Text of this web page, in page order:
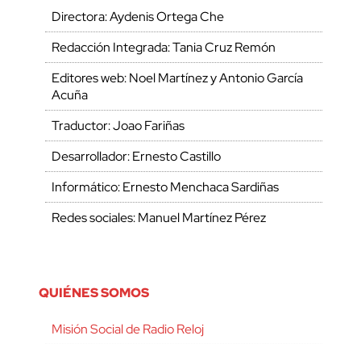
Directora: Aydenis Ortega Che
Redacción Integrada: Tania Cruz Remón
Editores web: Noel Martínez y Antonio García
Acuña
Traductor: Joao Fariñas
Desarrollador: Ernesto Castillo
Informático: Ernesto Menchaca Sardiñas
Redes sociales: Manuel Martínez Pérez
QUIÉNES SOMOS
Misión Social de Radio Reloj